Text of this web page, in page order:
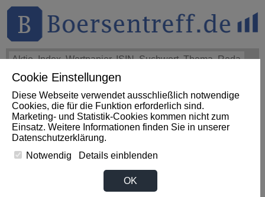
Cookie Einstellungen
Diese Webseite verwendet ausschließlich notwendige
Cookies, die für die Funktion erforderlich sind.
Marketing- und Statistik-Cookies kommen nicht zum
Einsatz. Weitere Informationen finden Sie in unserer
Datenschutzerklärung.
Notwendig
Details einblenden
OK
THEMEN HOT-STOCKS
News zum Sektor
Konsumgueter / Gastronomie
aus Ghana